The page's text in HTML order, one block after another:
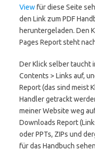
Viewfür diese Seite
den Link zum PDF
heruntergeladen. Den
Pages Report steht
Der Klick selber taucht
Contents > Links auf,
Report (das sind meist
Handler getrackt
meiner Website weg
Downloads Report
oder PPTs, ZIPs und
für das Handbuch